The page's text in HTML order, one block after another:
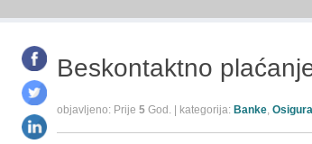
Beskontaktno
objavljeno: Prije 5 God. | kategorija: Banke,